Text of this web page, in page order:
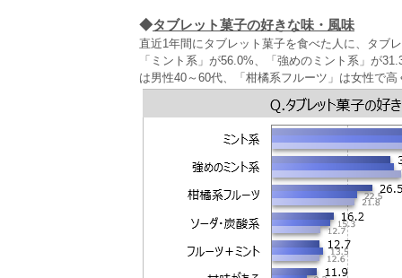
◆タブレット菓子の好きな味・風味
直近1年間にタブレット菓子を食べた人に、タブ
「ミント系」が56.0%、「強めのミント系」が
は男性40～60代、「柑橘系フルーツ」は女性で